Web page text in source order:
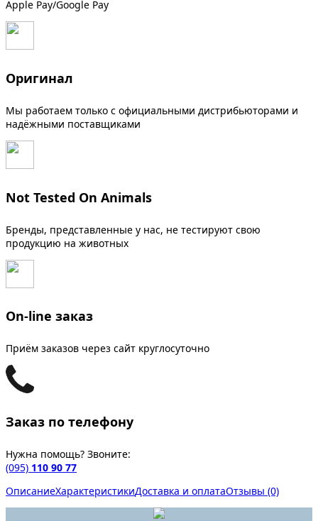
Apple Pay/Google Pay
Оригинал
Мы работаем только с официальными дистрибьюторами и
надёжными поставщиками
Not Tested On Animals
Бренды, представленные у нас, не тестируют свою
продукцию на животных
On-line заказ
Приём заказов через сайт круглосуточно
Заказ по телефону
Нужна помощь? Звоните:
(095) 110 90 77
ОписаниеХарактеристикиДоставка и оплатаОтзывы (0)